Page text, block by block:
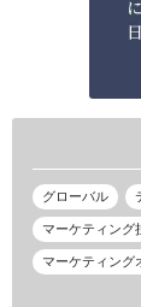
グローバル
マーケティング
マーケティング